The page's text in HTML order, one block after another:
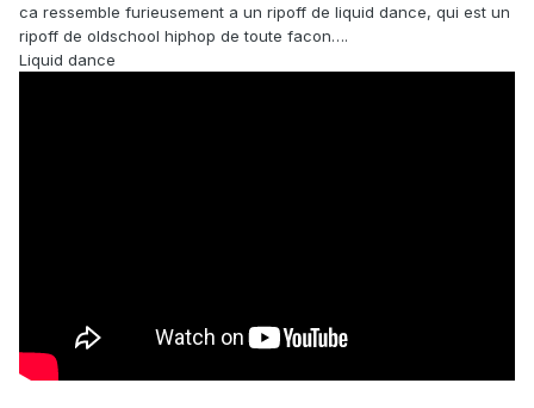
ca ressemble furieusement a un ripoff de liquid dance, qui est un
ripoff de oldschool hiphop de toute facon….
Liquid dance